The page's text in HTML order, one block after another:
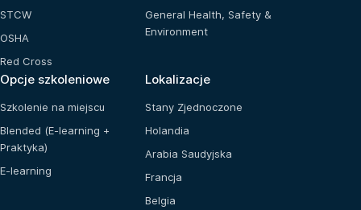
STCW
OSHA
Red Cross
General Health, Safety &
Environment
Opcje szkoleniowe
Szkolenie na miejscu
Blended (E-learning +
Praktyka)
E-learning
Lokalizacje
Stany Zjednoczone
Holandia
Arabia Saudyjska
Francja
Belgia